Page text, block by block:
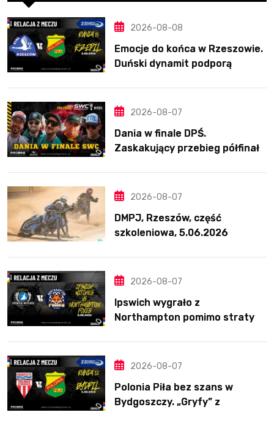
2026-08-08
Emocje do końca w Rzeszowie.
Duński dynamit podporą
2026-08-07
Dania w finale DPŚ.
Zaskakujący przebieg półfinału
2026-08-07
DMPJ, Rzeszów, część
szkoleniowa, 5.06.2026
2026-08-07
Ipswich wygrało z
Northampton pomimo straty
2026-08-07
Polonia Piła bez szans w
Bydgoszczy. „Gryfy” z